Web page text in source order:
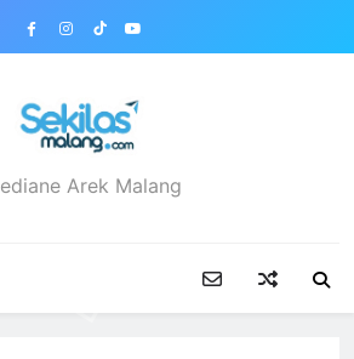
Arek Malang